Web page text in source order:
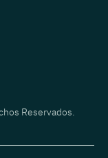
Reservados.